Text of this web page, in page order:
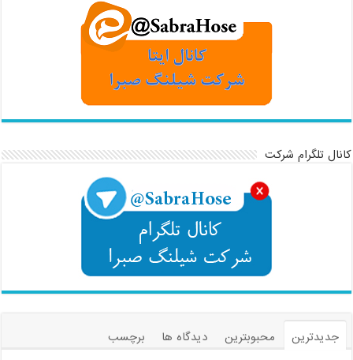
کانال تلگرام شرکت
جدیدترین محبوبترین دیدگاه ها
برچسب